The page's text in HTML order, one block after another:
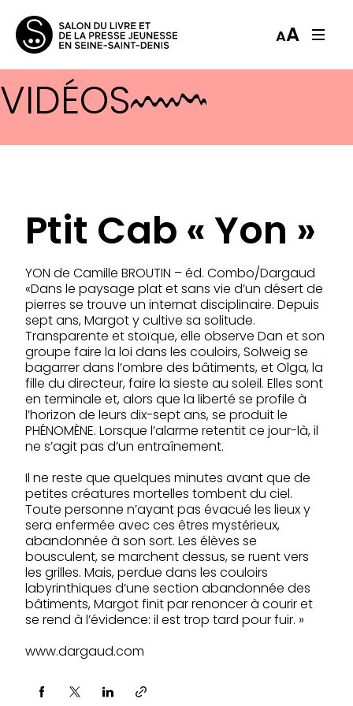
AA
VIDÉOS
Ptit Cab « Yon »
YON de Camille BROUTIN – éd. Combo/Dargaud
«Dans le paysage plat et sans vie d’un désert de
pierres se trouve un internat disciplinaire. Depuis
sept ans, Margot y cultive sa solitude.
Transparente et stoïque, elle observe Dan et son
groupe faire la loi dans les couloirs, Solweig se
bagarrer dans l’ombre des bâtiments, et Olga, la
fille du directeur, faire la sieste au soleil. Elles sont
en terminale et, alors que la liberté se profile à
l’horizon de leurs dix-sept ans, se produit le
PHÉNOMÈNE. Lorsque l’alarme retentit ce jour-là, il
ne s’agit pas d’un entraînement.
Il ne reste que quelques minutes avant que de
petites créatures mortelles tombent du ciel.
Toute personne n’ayant pas évacué les lieux y
sera enfermée avec ces êtres mystérieux,
abandonnée à son sort. Les élèves se
bousculent, se marchent dessus, se ruent vers
les grilles. Mais, perdue dans les couloirs
labyrinthiques d’une section abandonnée des
bâtiments, Margot finit par renoncer à courir et
se rend à l’évidence: il est trop tard pour fuir. »
www.dargaud.com
Partager via